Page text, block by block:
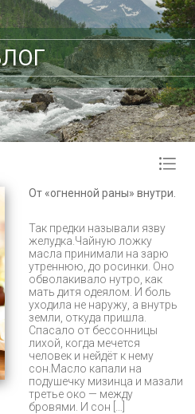
От «огненной раны» внутри.
Так предки называли язву
желудка.Чайную ложку
масла принимали на зарю
утреннюю, до росинки. Оно
обволакивало нутро, как
мать дитя одеялом. И боль
уходила не наружу, а внутрь
земли, откуда пришла.
Спасало от бессонницы
лихой, когда мечется
человек и нейдёт к нему
сон.Масло капали на
подушечку мизинца и мазали
третье око — между
бровями. И сон […]